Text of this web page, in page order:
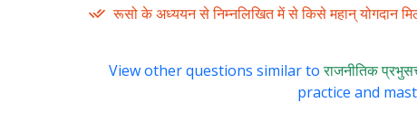
रूसो के अध्ययन से निम्नलिखित में से किसे महान् योगदान
View other questions similar toराजनीतिक
practice and